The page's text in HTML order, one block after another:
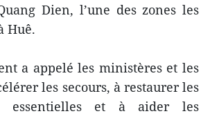
Dien, l’une des zones les
Huê.
a appelé les ministères et les
les secours, à restaurer les
essentielles et à aider les